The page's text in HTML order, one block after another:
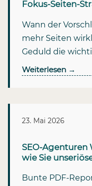
Fokus-Seiten-
Wann der
mehr Seiten
Geduld die
Weiterlesen →
23. Mai 2026
SEO-Agenturen
wie Sie
Bunte PDF-